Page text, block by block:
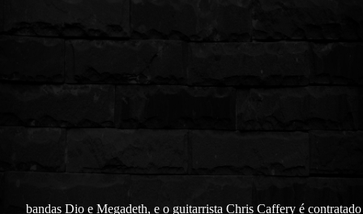
bandas Dio e Megadeth, e o guitarrista Chris Caffery é